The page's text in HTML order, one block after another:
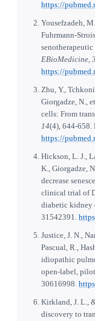
https://
Yousefzadeh,
Fuhrmann-
EBioMedicine,
https://
Zhu, Y.,
Giorgadze, N.,
cells: From
14(4), 644-658.
https://
Hickson, L. J.,
K., Giorgadze,
decrease
clinical trial of
diabetic kidney
31542391.
Justice, J. N.,
Pascual, R.,
idiopathic
open-label,
30616998.
Kirkland, J. L.,
discovery to